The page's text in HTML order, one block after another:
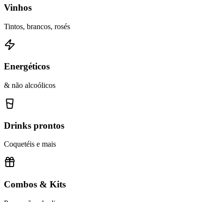
Vinhos
Tintos, brancos, rosés
Energéticos
& não alcoólicos
Drinks prontos
Coquetéis e mais
Combos & Kits